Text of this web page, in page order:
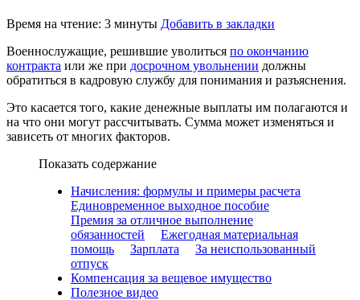
Время на чтение: 3 минуты Добавить в закладки
Военнослужащие, решившие уволиться по окончанию
контракта или же при досрочном увольнении должны
обратиться в кадровую службу для понимания и разъяснения.
Это касается того, какие денежные выплаты им полагаются и
на что они могут рассчитывать. Сумма может изменяться и
зависеть от многих факторов.
Показать содержание
Начисления: формулы и примеры расчета
Единовременное выходное пособие
Премия за отличное выполнение
обязанностей
Ежегодная материальная
помощь
Зарплата
За неиспользованный
отпуск
Компенсация за вещевое имущество
Полезное видео